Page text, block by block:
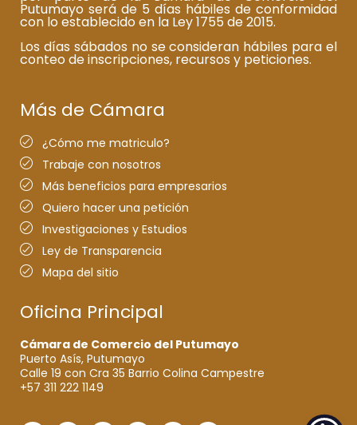
Putumayo será de 5 días hábiles de conformidad
con lo establecido en la Ley 1755 de 2015.
Los días sábados no se consideran hábiles para el
conteo de inscripciones, recursos y peticiones.
Más de Cámara
¿Cómo me matriculo?
Trabaje con nosotros
Más beneficios para empresarios
Quiero hacer una petición
Investigaciones y Estudios
Ley de Transparencia
Mapa del sitio
Oficina Principal
Cámara de Comercio del Putumayo
Puerto Asís, Putumayo
Calle 19 con Cra 35 Barrio Colina Campestre
+57 311 222 1149